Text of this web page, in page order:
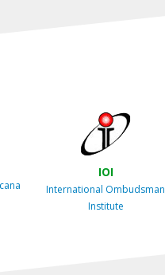
IOI
International Ombudsman
Institute